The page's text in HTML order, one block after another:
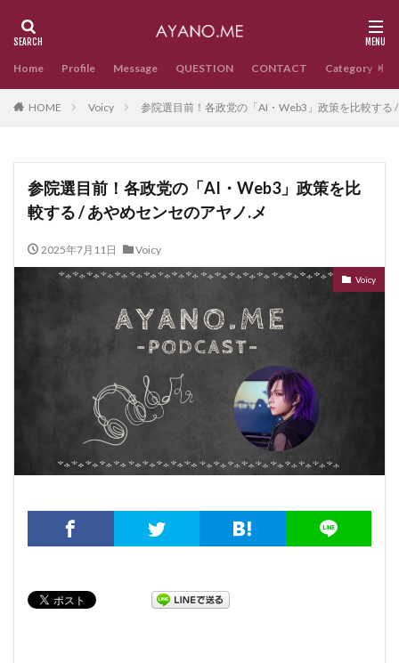
Home Profile Message QUESTION CONTACT Category
HOME Voicy 参院選目前！各政党の「AI・Web3」政策を比較する
参院選目前！各政党の「AI・Web3」政策を比
較する / あやめセンセのアヤノ.メ
2025年7月11日 Voicy
Voicy